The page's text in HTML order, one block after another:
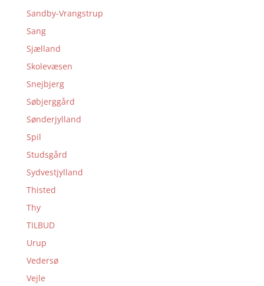
Sandby-Vrangstrup
Sang
Sjælland
Skolevæsen
Snejbjerg
Søbjerggård
Sønderjylland
Spil
Studsgård
Sydvestjylland
Thisted
Thy
TILBUD
Urup
Vedersø
Vejle